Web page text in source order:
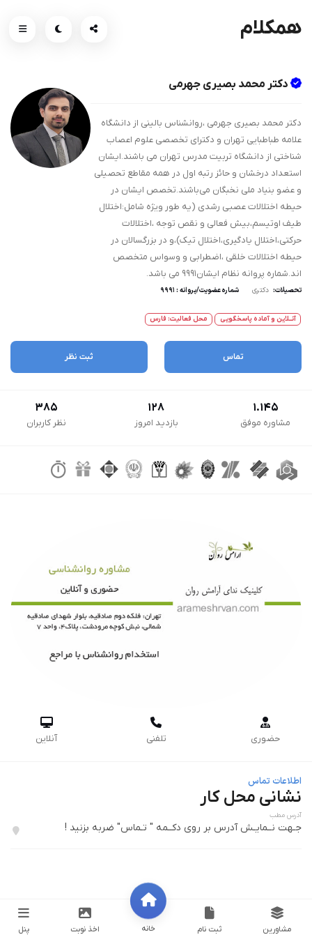
مشاورین ثبت نام خانه اخذ نوبت پنل
همکلام
دکتر محمد بصیری جهرمی
دکتر محمد بصیری جهرمی ،روانشناس بالینی از دانشگاه
علامه طباطبایی تهران و دکترای تخصصی علوم اعصاب
شناختی از دانشگاه تربیت مدرس تهران می باشند.ایشان
استعداد درخشان و حائز رتبه اول در همه مقاطع تحصیلی
و عضو بنیاد ملی نخبگان می‌باشند.تخصص ایشان در
حیطه اختلالات عصبی رشدی (یه طور ویژه شامل:اختلال
طیف اوتیسم،بیش فعالی و نقص توجه ،اختلالات
حرکتی،اختلال یادگیری،اختلال تیک)،و در بزرگسالان در
حیطه اختلالات خلقی ،اضطرابی و وسواس متخصص
اند.شماره پروانه نظام ایشان۹۹۹۱ می باشد.
تحصیلات: دکتری شماره عضویت/پروانه : ۹۹۹۱
آنــلاین و آماده پاسخگویی محل فعالیت: فارس
تماس ثبت نظر
1.145
مشاوره موفق
128
بازدید امروز
385
نظر کاربران

حضوری

تلفنی

آنلاین
اطلاعات تماس
نشانی محل کار
آدرس مطب
جـهت نــمایـش آدرس بر روی دکــمه " تـماس" ضربه بزنید !